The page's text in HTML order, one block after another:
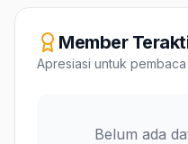
Member
Apresiasi untuk
Belum ada